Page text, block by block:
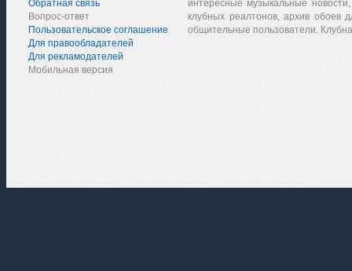
Обратная связь
Вопрос-ответ
Пользовательское соглашение
Для правообладателей
Для рекламодателей
Мобильная версия
интересные музыкальные
клубных реалтонов, архив обоев
общительные пользователи.